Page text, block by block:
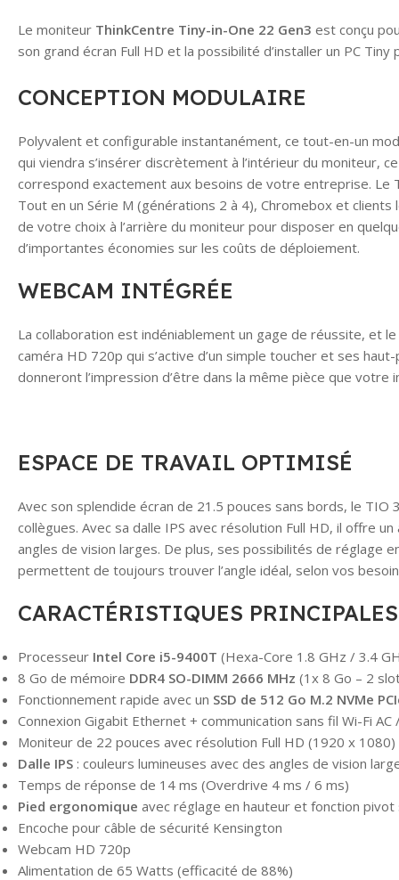
Le moniteur ThinkCentre Tiny-in-One 22 Gen3 est conçu
son grand écran Full HD et la possibilité d’installer un PC
CONCEPTION MODULAIRE
Polyvalent et configurable instantanément, ce tout-en-un
qui viendra s’insérer discrètement à l’intérieur du moniteur,
correspond exactement aux besoins de votre entreprise. Le
Tout en un Série M (générations 2 à 4), Chromebox et
de votre choix à l’arrière du moniteur pour disposer en
d’importantes économies sur les coûts de déploiement.
WEBCAM INTÉGRÉE
La collaboration est indéniablement un gage de réussite, et
caméra HD 720p qui s’active d’un simple toucher et ses
donneront l’impression d’être dans la même pièce que votre
ESPACE DE TRAVAIL OPTIMISÉ
Avec son splendide écran de 21.5 pouces sans bords, le
collègues. Avec sa dalle IPS avec résolution Full HD, il offre
angles de vision larges. De plus, ses possibilités de réglage
permettent de toujours trouver l’angle idéal, selon vos
CARACTÉRISTIQUES
Processeur Intel Core i5-9400T (Hexa-Core 1.8 GHz / 3.4
8 Go de mémoire DDR4 SO-DIMM 2666 MHz (1x 8 Go – 2
Fonctionnement rapide avec un SSD de 512 Go M.2 NVMe
Connexion Gigabit Ethernet + communication sans fil Wi-Fi
Moniteur de 22 pouces avec résolution Full HD (1920 x 1080)
Dalle IPS : couleurs lumineuses avec des angles de vision
Temps de réponse de 14 ms (Overdrive 4 ms / 6 ms)
Pied ergonomique avec réglage en hauteur et fonction pivot
Encoche pour câble de sécurité Kensington
Webcam HD 720p
Alimentation de 65 Watts (efficacité de 88%)